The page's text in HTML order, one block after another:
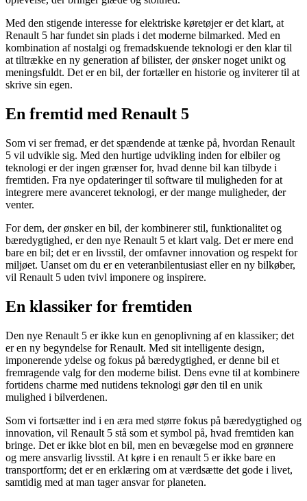
Med den stigende interesse for elektriske køretøjer er det klart, at
Renault 5 har fundet sin plads i det moderne bilmarked. Med en
kombination af nostalgi og fremadskuende teknologi er den klar til
at tiltrække en ny generation af bilister, der ønsker noget unikt og
meningsfuldt. Det er en bil, der fortæller en historie og inviterer til at
skrive sin egen.
En fremtid med Renault 5
Som vi ser fremad, er det spændende at tænke på, hvordan Renault
5 vil udvikle sig. Med den hurtige udvikling inden for elbiler og
teknologi er der ingen grænser for, hvad denne bil kan tilbyde i
fremtiden. Fra nye opdateringer til software til muligheden for at
integrere mere avanceret teknologi, er der mange muligheder, der
venter.
For dem, der ønsker en bil, der kombinerer stil, funktionalitet og
bæredygtighed, er den nye Renault 5 et klart valg. Det er mere end
bare en bil; det er en livsstil, der omfavner innovation og respekt for
miljøet. Uanset om du er en veteranbilentusiast eller en ny bilkøber,
vil Renault 5 uden tvivl imponere og inspirere.
En klassiker for fremtiden
Den nye Renault 5 er ikke kun en genoplivning af en klassiker; det
er en ny begyndelse for Renault. Med sit intelligente design,
imponerende ydelse og fokus på bæredygtighed, er denne bil et
fremragende valg for den moderne bilist. Dens evne til at kombinere
fortidens charme med nutidens teknologi gør den til en unik
mulighed i bilverdenen.
Som vi fortsætter ind i en æra med større fokus på bæredygtighed og
innovation, vil Renault 5 stå som et symbol på, hvad fremtiden kan
bringe. Det er ikke blot en bil, men en bevægelse mod en grønnere
og mere ansvarlig livsstil. At køre i en renault 5 er ikke bare en
transportform; det er en erklæring om at værdsætte det gode i livet,
samtidig med at man tager ansvar for planeten.